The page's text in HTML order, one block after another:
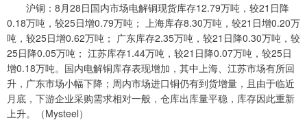
沪铜：8月28日国内市场电解铜现货库存12.79万吨，较21日降
0.18万吨，较25日增0.79万吨； 上海库存8.30万吨，较21日增0.20万
吨，较25日增0.62万吨； 广东库存2.35万吨，较21日降0.30万吨，较
25日降0.05万吨； 江苏库存1.44万吨，较21日降0.07万吨，较25日
增0.18万吨。国内电解铜库存表现增加，其中上海、江苏市场有所回
升，广东市场小幅下降；周内市场进口铜仍有到货增量，且由于临近
月底，下游企业采购需求相对一般，仓库出库量平稳，库存因此重新
上升。（Mysteel）